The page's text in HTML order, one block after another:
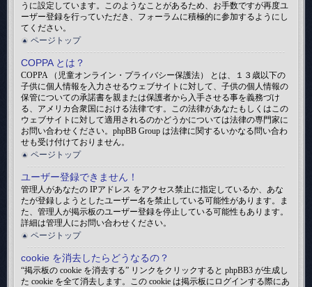
うに設定しています。このようなことがあるため、お手数ですが再度ユ
ーザー登録を行っていただき、フォーラムに積極的に参加するようにし
てください。
ページトップ
COPPA とは？
COPPA （児童オンライン・プライバシー保護法） とは、１３歳以下の
子供に個人情報を入力させるウェブサイトに対して、子供の個人情報の
保管についての承諾書を親または保護者から入手させる事を義務づけ
る、アメリカ合衆国における法律です。この法律があなたもしくはこの
ウェブサイトに対して適用されるのかどうかについては法律の専門家に
お問い合わせください。phpBB Group は法律に関するいかなる問い合わ
せも受け付けておりません。
ページトップ
ユーザー登録できません！
管理人があなたの IPアドレス をアクセス禁止に指定しているか、あな
たが登録しようとしたユーザー名を禁止している可能性があります。ま
た、管理人が掲示板のユーザー登録を停止している可能性もあります。
詳細は管理人にお問い合わせください。
ページトップ
cookie を消去したらどうなるの？
“掲示板の cookie を消去する” リンクをクリックすると phpBB3 が生成し
た cookie を全て消去します。この cookie は掲示板にログインする際にあ